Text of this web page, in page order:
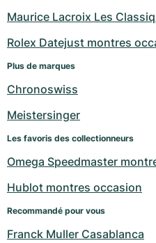
Maurice Lacroix Les
Rolex Datejust montres
Plus de marques
Chronoswiss
Meistersinger
Les favoris des collectionneurs
Omega Speedmaster
Hublot montres occasion
Recommandé pour vous
Franck Muller Casablanca